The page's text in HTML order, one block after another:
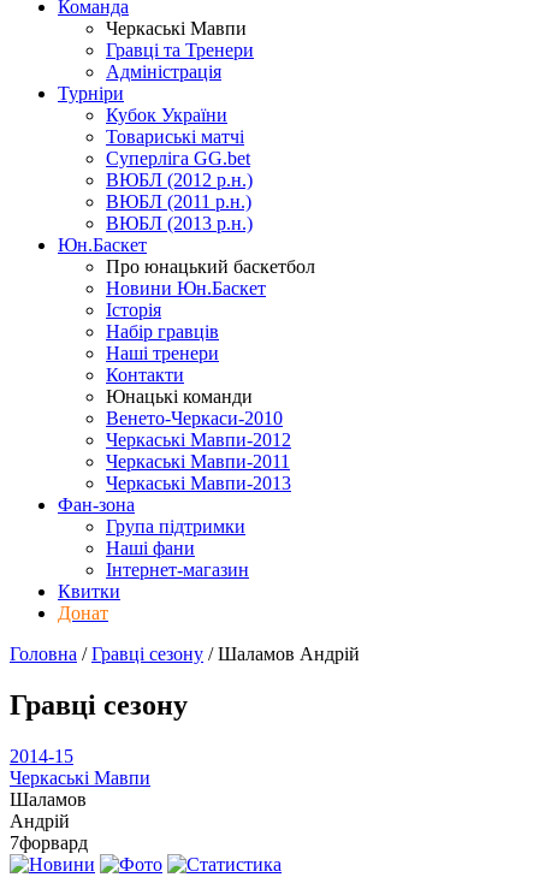
Команда
Черкаські Мавпи
Гравці та Тренери
Адміністрація
Турніри
Кубок України
Товариські матчі
Суперліга GG.bet
ВЮБЛ (2012 р.н.)
ВЮБЛ (2011 р.н.)
ВЮБЛ (2013 р.н.)
Юн.Баскет
Про юнацький баскетбол
Новини Юн.Баскет
Історія
Набір гравців
Наші тренери
Контакти
Юнацькі команди
Венето-Черкаси-2010
Черкаські Мавпи-2012
Черкаські Мавпи-2011
Черкаські Мавпи-2013
Фан-зона
Група підтримки
Наші фани
Інтернет-магазин
Квитки
Донат
Головна /Гравці сезону /Шаламов Андрій
Гравці сезону
2014-15
Черкаські Мавпи
Шаламов
Андрій
7форвард